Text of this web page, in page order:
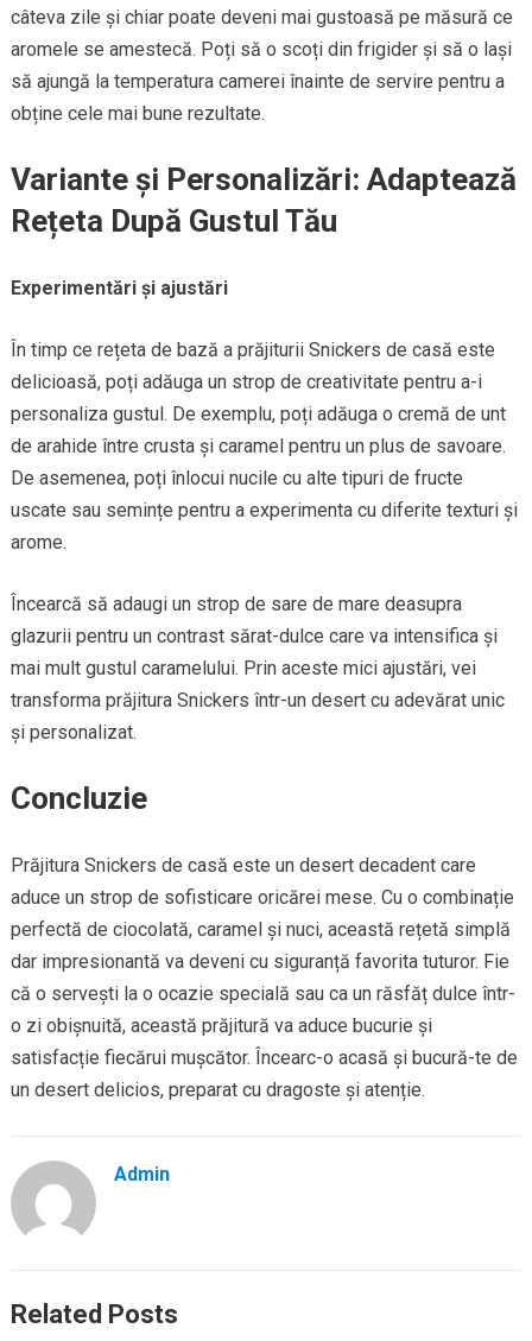
câteva zile și chiar poate deveni mai gustoasă pe măsură ce
aromele se amestecă. Poți să o scoți din frigider și să o lași
să ajungă la temperatura camerei înainte de servire pentru a
obține cele mai bune rezultate.
Variante și Personalizări: Adaptează
Rețeta După Gustul Tău
Experimentări și ajustări
În timp ce rețeta de bază a prăjiturii Snickers de casă este
delicioasă, poți adăuga un strop de creativitate pentru a-i
personaliza gustul. De exemplu, poți adăuga o cremă de unt
de arahide între crusta și caramel pentru un plus de savoare.
De asemenea, poți înlocui nucile cu alte tipuri de fructe
uscate sau semințe pentru a experimenta cu diferite texturi și
arome.
Încearcă să adaugi un strop de sare de mare deasupra
glazurii pentru un contrast sărat-dulce care va intensifica și
mai mult gustul caramelului. Prin aceste mici ajustări, vei
transforma prăjitura Snickers într-un desert cu adevărat unic
și personalizat.
Concluzie
Prăjitura Snickers de casă este un desert decadent care
aduce un strop de sofisticare oricărei mese. Cu o combinație
perfectă de ciocolată, caramel și nuci, această rețetă simplă
dar impresionantă va deveni cu siguranță favorita tuturor. Fie
că o servești la o ocazie specială sau ca un răsfăț dulce într-
o zi obișnuită, această prăjitură va aduce bucurie și
satisfacție fiecărui mușcător. Încearc-o acasă și bucură-te de
un desert delicios, preparat cu dragoste și atenție.
Admin
Related Posts